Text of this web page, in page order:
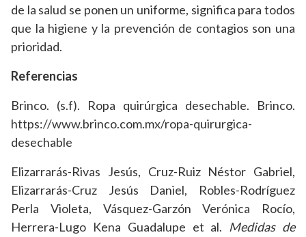
de la salud se ponen un uniforme, significa para todos
que la higiene y la prevención de contagios son una
prioridad.
Referencias
Brinco. (s.f). Ropa quirúrgica desechable. Brinco.
https://www.brinco.com.mx/ropa-quirurgica-
desechable
Elizarrarás-Rivas Jesús, Cruz-Ruiz Néstor Gabriel,
Elizarrarás-Cruz Jesús Daniel, Robles-Rodríguez
Perla Violeta, Vásquez-Garzón Verónica Rocío,
Herrera-Lugo Kena Guadalupe et al. Medidas de